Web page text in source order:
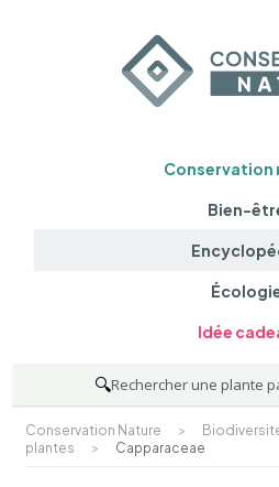
Conservation
Bien-
Idée
🔍Rechercher une plante
Conservation Nature >
plantes
> Capparaceae